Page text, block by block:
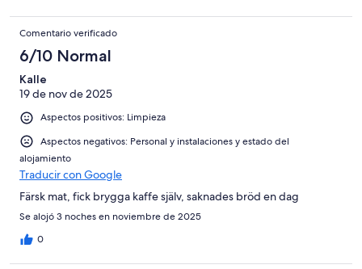
Comentario verificado
6/10 Normal
Kalle
19 de nov de 2025
Aspectos positivos: Limpieza
Aspectos negativos: Personal y instalaciones y estado del
alojamiento
Traducir con Google
Färsk mat, fick brygga kaffe själv, saknades bröd en dag
Se alojó 3 noches en noviembre de 2025
0